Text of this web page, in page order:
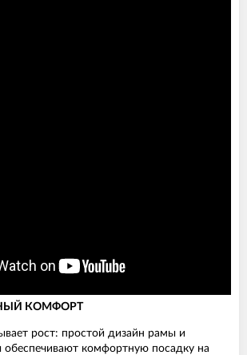
КОМФОРТ
рост: простой дизайн рамы и
комфортную посадку на